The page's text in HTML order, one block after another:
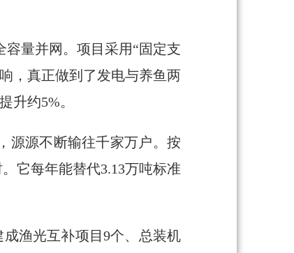
量并网。项目采用“固定支
，真正做到了发电与养鱼两
升约5%。
源源不断输往千家万户。按
它每年能替代3.13万吨标准
渔光互补项目9个、总装机